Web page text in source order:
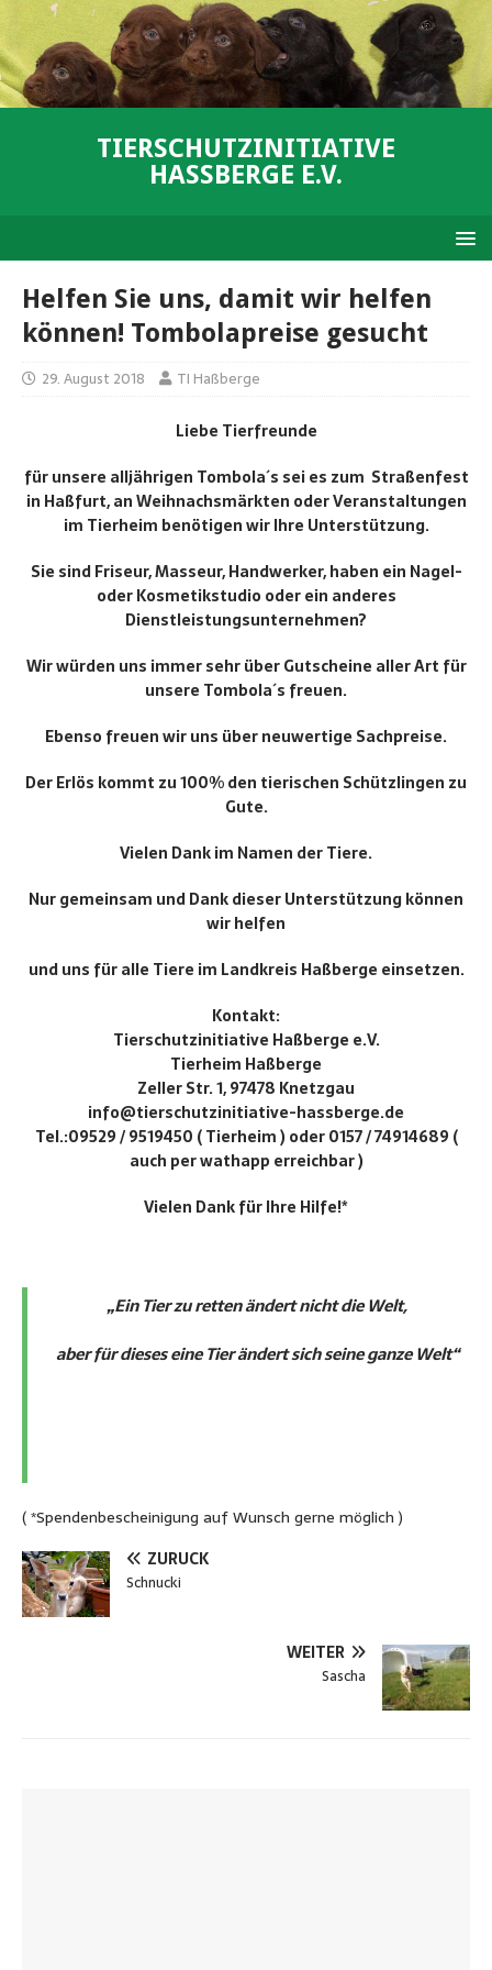
TIERSCHUTZINITIATIVE
HASSBERGE E.V.
Helfen Sie uns, damit wir helfen
können! Tombolapreise gesucht
29. August 2018 TI Haßberge
Liebe Tierfreunde
für unsere alljährigen Tombola´s sei es zum Straßenfest
in Haßfurt, an Weihnachsmärkten oder Veranstaltungen
im Tierheim benötigen wir Ihre Unterstützung.
Sie sind Friseur, Masseur, Handwerker, haben ein Nagel-
oder Kosmetikstudio oder ein anderes
Dienstleistungsunternehmen?
Wir würden uns immer sehr über Gutscheine aller Art für
unsere Tombola´s freuen.
Ebenso freuen wir uns über neuwertige Sachpreise.
Der Erlös kommt zu 100% den tierischen Schützlingen zu
Gute.
Vielen Dank im Namen der Tiere.
Nur gemeinsam und Dank dieser Unterstützung können
wir helfen
und uns für alle Tiere im Landkreis Haßberge einsetzen.
Kontakt:
Tierschutzinitiative Haßberge e.V.
Tierheim Haßberge
Zeller Str. 1, 97478 Knetzgau
info@tierschutzinitiative-hassberge.de
Tel.:09529 / 9519450 ( Tierheim ) oder 0157 / 74914689 (
auch per wathapp erreichbar )
Vielen Dank für Ihre Hilfe!*
„Ein Tier zu retten ändert nicht die Welt,
aber für dieses eine Tier ändert sich seine ganze Welt“
( *Spendenbescheinigung auf Wunsch gerne möglich )
ZURÜCK
Schnucki
WEITER
Sascha